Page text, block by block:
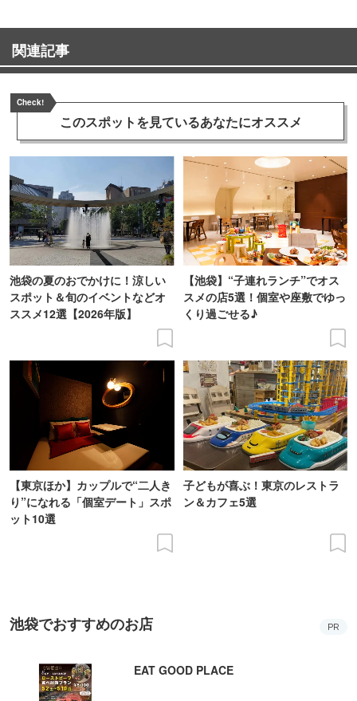
関連記事
Check!
このスポットを見ているあなたにオススメ
池袋の夏のおでかけに！涼しい
スポット＆旬のイベントなどオ
ススメ12選【2026年版】
【池袋】“子連れランチ”でオス
スメの店5選！個室や座敷でゆっ
くり過ごせる♪
【東京ほか】カップルで“二人き
り”になれる「個室デート」スポ
ット10選
子どもが喜ぶ！東京のレストラ
ン＆カフェ5選
池袋でおすすめのお店 PR
EAT GOOD PLACE